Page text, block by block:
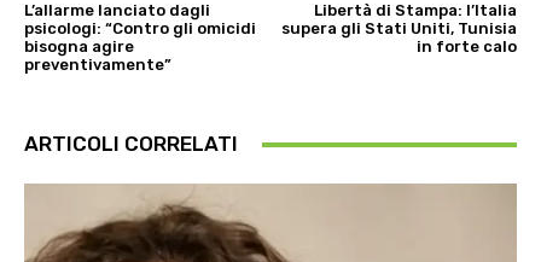
L’allarme lanciato dagli
psicologi: “Contro gli omicidi
bisogna agire
preventivamente”
Libertà di Stampa: l’Italia
supera gli Stati Uniti, Tunisia
in forte calo
ARTICOLI CORRELATI